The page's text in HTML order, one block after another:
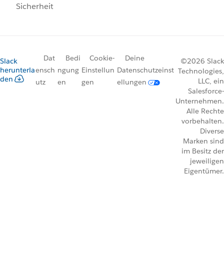
Sicherheit
Slack
herunterla
den
Dat
ensch
utz
Bedi
ngung
en
Cookie-
Einstellun
gen
Deine
Datenschutzeinst
ellungen
©2026 Slack
Technologies,
LLC, ein
Salesforce-
Unternehmen.
Alle Rechte
vorbehalten.
Diverse
Marken sind
im Besitz der
jeweiligen
Eigentümer.